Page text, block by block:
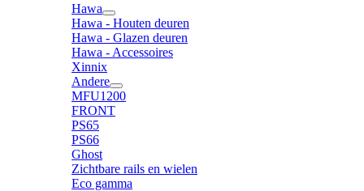
Hawa
Hawa - Houten deuren
Hawa - Glazen deuren
Hawa - Accessoires
Xinnix
Andere
MFU1200
FRONT
PS65
PS66
Ghost
Zichtbare rails en wielen
Eco gamma